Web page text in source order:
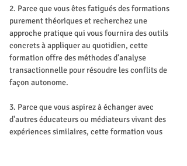
2. Parce que vous êtes fatigués des formations
purement théoriques et recherchez une
approche pratique qui vous fournira des outils
concrets à appliquer au quotidien, cette
formation offre des méthodes d'analyse
transactionnelle pour résoudre les conflits de
façon autonome.
3. Parce que vous aspirez à échanger avec
d'autres éducateurs ou médiateurs vivant des
expériences similaires, cette formation vous